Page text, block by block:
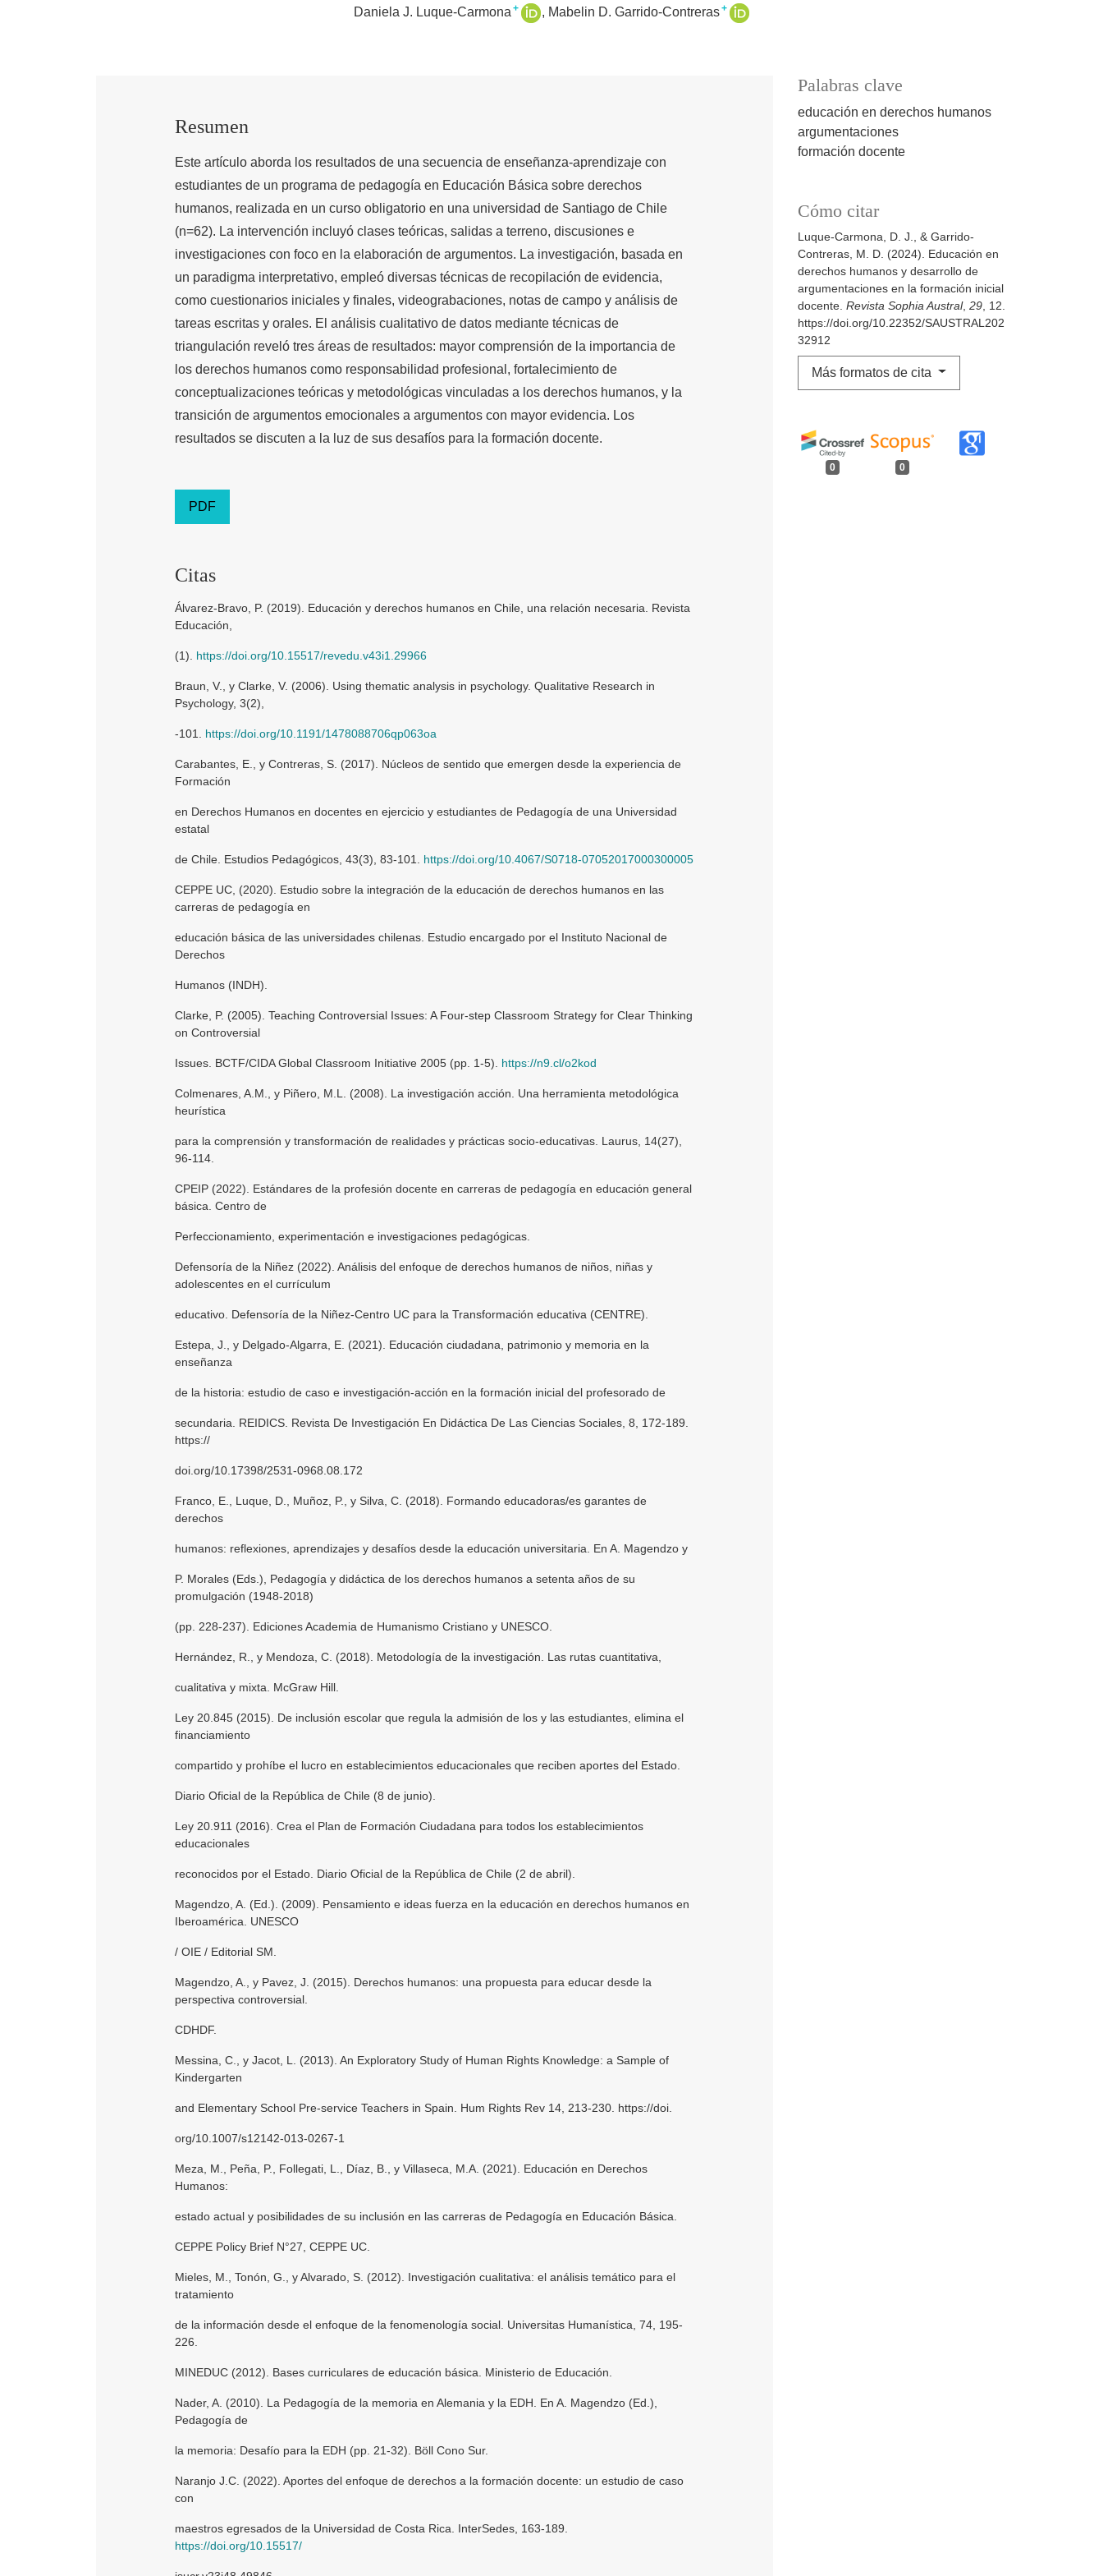
Daniela J. Luque-Carmona + Mabelin D. Garrido-Contreras+
Palabras clave
educación en derechos humanos
argumentaciones
formación docente
Cómo citar
Luque-Carmona, D. J., & Garrido-
Contreras, M. D. (2024). Educación en
derechos humanos y desarrollo de
argumentaciones en la formación inicial
docente. Revista Sophia Austral, 29 , 12.
https://doi.org/10.22352/SAUSTRAL202
32912
Más formatos de cita
0 0
Resumen
Este artículo aborda los resultados de una secuencia de enseñanza-aprendizaje con
estudiantes de un programa de pedagogía en Educación Básica sobre derechos
humanos, realizada en un curso obligatorio en una universidad de Santiago de Chile
(n=62). La intervención incluyó clases teóricas, salidas a terreno, discusiones e
investigaciones con foco en la elaboración de argumentos. La investigación, basada en
un paradigma interpretativo, empleó diversas técnicas de recopilación de evidencia,
como cuestionarios iniciales y finales, videograbaciones, notas de campo y análisis de
tareas escritas y orales. El análisis cualitativo de datos mediante técnicas de
triangulación reveló tres áreas de resultados: mayor comprensión de la importancia de
los derechos humanos como responsabilidad profesional, fortalecimiento de
conceptualizaciones teóricas y metodológicas vinculadas a los derechos humanos, y la
transición de argumentos emocionales a argumentos con mayor evidencia. Los
resultados se discuten a la luz de sus desafíos para la formación docente.
PDF
Citas
Álvarez-Bravo, P. (2019). Educación y derechos humanos en Chile, una relación necesaria. Revista
Educación,
(1). https://doi.org/10.15517/revedu.v43i1.29966
Braun, V., y Clarke, V. (2006). Using thematic analysis in psychology. Qualitative Research in
Psychology, 3(2),
-101. https://doi.org/10.1191/1478088706qp063oa
Carabantes, E., y Contreras, S. (2017). Núcleos de sentido que emergen desde la experiencia de
Formación
en Derechos Humanos en docentes en ejercicio y estudiantes de Pedagogía de una Universidad
estatal
de Chile. Estudios Pedagógicos, 43(3), 83-101. https://doi.org/10.4067/S0718-07052017000300005
CEPPE UC, (2020). Estudio sobre la integración de la educación de derechos humanos en las
carreras de pedagogía en
educación básica de las universidades chilenas. Estudio encargado por el Instituto Nacional de
Derechos
Humanos (INDH).
Clarke, P. (2005). Teaching Controversial Issues: A Four-step Classroom Strategy for Clear Thinking
on Controversial
Issues. BCTF/CIDA Global Classroom Initiative 2005 (pp. 1-5). https://n9.cl/o2kod
Colmenares, A.M., y Piñero, M.L. (2008). La investigación acción. Una herramienta metodológica
heurística
para la comprensión y transformación de realidades y prácticas socio-educativas. Laurus, 14(27),
96-114.
CPEIP (2022). Estándares de la profesión docente en carreras de pedagogía en educación general
básica. Centro de
Perfeccionamiento, experimentación e investigaciones pedagógicas.
Defensoría de la Niñez (2022). Análisis del enfoque de derechos humanos de niños, niñas y
adolescentes en el currículum
educativo. Defensoría de la Niñez-Centro UC para la Transformación educativa (CENTRE).
Estepa, J., y Delgado-Algarra, E. (2021). Educación ciudadana, patrimonio y memoria en la
enseñanza
de la historia: estudio de caso e investigación-acción en la formación inicial del profesorado de
secundaria. REIDICS. Revista De Investigación En Didáctica De Las Ciencias Sociales, 8, 172-189.
https://
doi.org/10.17398/2531-0968.08.172
Franco, E., Luque, D., Muñoz, P., y Silva, C. (2018). Formando educadoras/es garantes de
derechos
humanos: reflexiones, aprendizajes y desafíos desde la educación universitaria. En A. Magendzo y
P. Morales (Eds.), Pedagogía y didáctica de los derechos humanos a setenta años de su
promulgación (1948-2018)
(pp. 228-237). Ediciones Academia de Humanismo Cristiano y UNESCO.
Hernández, R., y Mendoza, C. (2018). Metodología de la investigación. Las rutas cuantitativa,
cualitativa y mixta. McGraw Hill.
Ley 20.845 (2015). De inclusión escolar que regula la admisión de los y las estudiantes, elimina el
financiamiento
compartido y prohíbe el lucro en establecimientos educacionales que reciben aportes del Estado.
Diario Oficial de la República de Chile (8 de junio).
Ley 20.911 (2016). Crea el Plan de Formación Ciudadana para todos los establecimientos
educacionales
reconocidos por el Estado. Diario Oficial de la República de Chile (2 de abril).
Magendzo, A. (Ed.). (2009). Pensamiento e ideas fuerza en la educación en derechos humanos en
Iberoamérica. UNESCO
/ OIE / Editorial SM.
Magendzo, A., y Pavez, J. (2015). Derechos humanos: una propuesta para educar desde la
perspectiva controversial.
CDHDF.
Messina, C., y Jacot, L. (2013). An Exploratory Study of Human Rights Knowledge: a Sample of
Kindergarten
and Elementary School Pre-service Teachers in Spain. Hum Rights Rev 14, 213-230. https://doi.
org/10.1007/s12142-013-0267-1
Meza, M., Peña, P., Follegati, L., Díaz, B., y Villaseca, M.A. (2021). Educación en Derechos
Humanos:
estado actual y posibilidades de su inclusión en las carreras de Pedagogía en Educación Básica.
CEPPE Policy Brief N°27, CEPPE UC.
Mieles, M., Tonón, G., y Alvarado, S. (2012). Investigación cualitativa: el análisis temático para el
tratamiento
de la información desde el enfoque de la fenomenología social. Universitas Humanística, 74, 195-
226.
MINEDUC (2012). Bases curriculares de educación básica. Ministerio de Educación.
Nader, A. (2010). La Pedagogía de la memoria en Alemania y la EDH. En A. Magendzo (Ed.),
Pedagogía de
la memoria: Desafío para la EDH (pp. 21-32). Böll Cono Sur.
Naranjo J.C. (2022). Aportes del enfoque de derechos a la formación docente: un estudio de caso
con
maestros egresados de la Universidad de Costa Rica. InterSedes, 163-189.
https://doi.org/10.15517/